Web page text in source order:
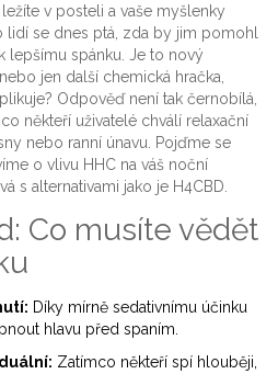
v posteli a vaše myšlenky
lidí se dnes ptá, zda by jim pomohl
lepšímu spánku. Je to nový
jen další chemická hračka,
Odpověď není tak černobílá,
někteří uživatelé chválí relaxační
nebo ranní únavu. Pojďme se
o vlivu HHC na váš noční
s alternativami jako je H4CBD.
Co musíte vědět
Díky mírně sedativnímu účinku
hlavu před spaním.
Zatímco někteří spí hlouběji,